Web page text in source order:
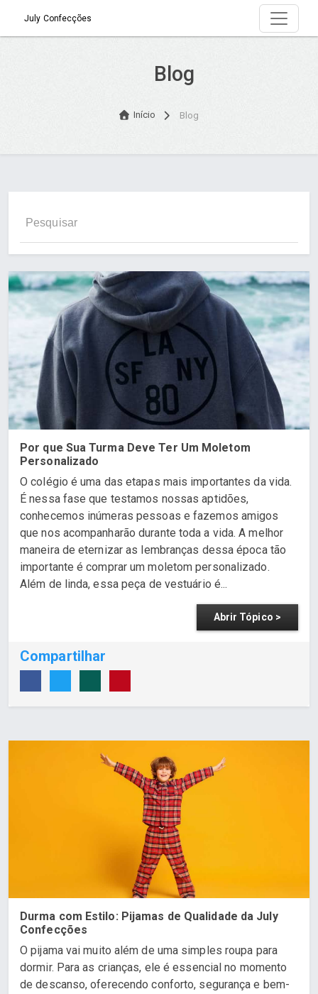
July Confecções
Blog
Início Blog
Por que Sua Turma Deve Ter Um Moletom
Personalizado
O colégio é uma das etapas mais importantes da vida.
É nessa fase que testamos nossas aptidões,
conhecemos inúmeras pessoas e fazemos amigos
que nos acompanharão durante toda a vida. A melhor
maneira de eternizar as lembranças dessa época tão
importante é comprar um moletom personalizado.
Além de linda, essa peça de vestuário é...
Abrir Tópico >
Compartilhar
Durma com Estilo: Pijamas de Qualidade da July
Confecções
O pijama vai muito além de uma simples roupa para
dormir. Para as crianças, ele é essencial no momento
de descanso, oferecendo conforto, segurança e bem-